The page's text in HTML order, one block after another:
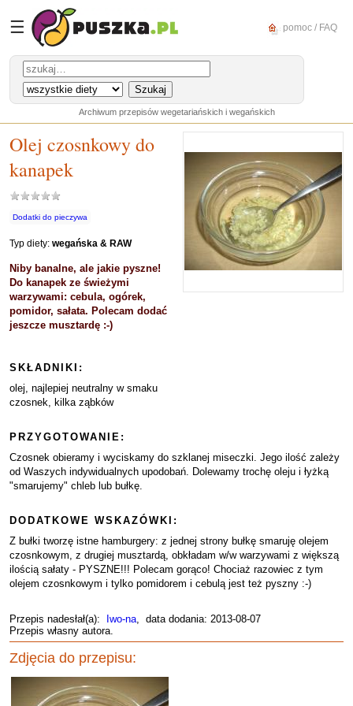
☰ pomoc / FAQ
Archiwum przepisów wegetariańskich i wegańskich
Olej czosnkowy do
kanapek
Dodatki do pieczywa
Typ diety: wegańska & RAW
Niby banalne, ale jakie pyszne!
Do kanapek ze świeżymi
warzywami: cebula, ogórek,
pomidor, sałata. Polecam dodać
jeszcze musztardę :-)
SKŁADNIKI:
olej, najlepiej neutralny w smaku
czosnek, kilka ząbków
PRZYGOTOWANIE:
Czosnek obieramy i wyciskamy do szklanej miseczki. Jego ilość zależy
od Waszych indywidualnych upodobań. Dolewamy trochę oleju i łyżką
"smarujemy" chleb lub bułkę.
DODATKOWE WSKAZÓWKI:
Z bułki tworzę istne hamburgery: z jednej strony bułkę smaruję olejem
czosnkowym, z drugiej musztardą, obkładam w/w warzywami z większą
ilością sałaty - PYSZNE!!! Polecam gorąco! Chociaż razowiec z tym
olejem czosnkowym i tylko pomidorem i cebulą jest też pyszny :-)
Przepis nadesłał(a): Iwo-na, data dodania: 2013-08-07
Przepis własny autora.
Zdjęcia do przepisu: